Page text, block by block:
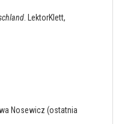
. LektorKlett,
Nosewicz (ostatnia